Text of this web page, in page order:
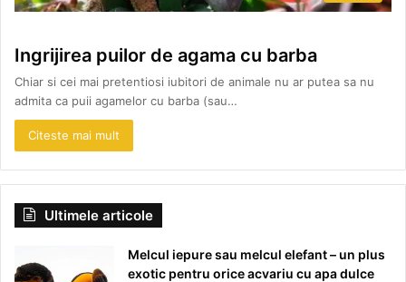
Ingrijirea puilor de agama cu barba
Chiar si cei mai pretentiosi iubitori de animale nu ar putea sa nu
admita ca puii agamelor cu barba (sau…
Citeste mai mult
Ultimele articole
Melcul iepure sau melcul elefant – un plus
exotic pentru orice acvariu cu apa dulce